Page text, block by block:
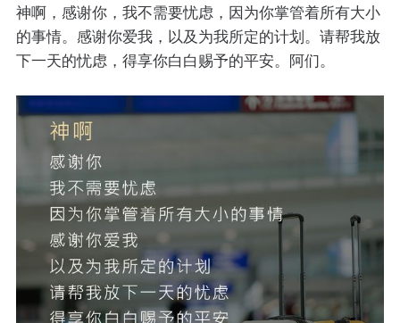
神啊，感谢你，我不需要忧虑，因为你掌管着所有大小
的事情。感谢你爱我，以及为我所定的计划。请帮我放
下一天的忧虑，得享你白白赐予的平安。阿们。